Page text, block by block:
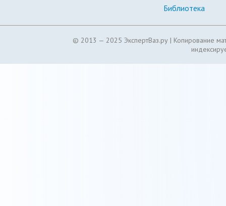
Библиотека
© 2013 — 2025 ЭкспертВаз.ру | Копирование